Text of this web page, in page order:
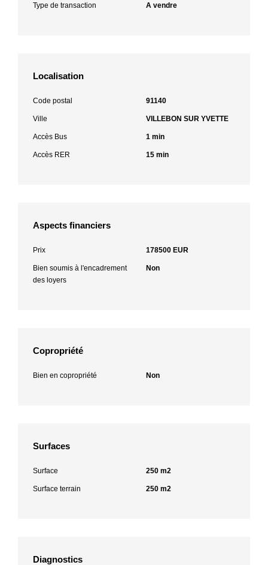
Type de transaction A vendre
Localisation
Code postal 91140
Ville VILLEBON SUR YVETTE
Accès Bus 1 min
Accès RER 15 min
Aspects financiers
Prix 178500 EUR
Bien soumis à l'encadrement
des loyers
Non
Copropriété
Bien en copropriété Non
Surfaces
Surface 250 m2
Surface terrain 250 m2
Diagnostics